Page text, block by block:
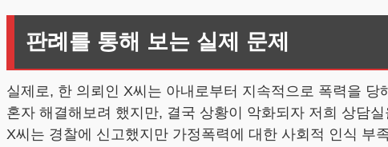
판례를 통해 보는 실제 문제
실제로, 한 의뢰인 X씨는 아내로부터 지속적으로 폭력을
혼자 해결해보려 했지만, 결국 상황이 악화되자 저희 상담
X씨는 경찰에 신고했지만 가정폭력에 대한 사회적 인식 부